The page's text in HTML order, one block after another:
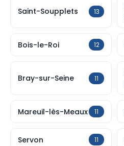
Saint-Soupplets 13
Bois-le-Roi 12
Bray-sur-Seine 11
Mareuil-lès-Meaux 11
Servon 11